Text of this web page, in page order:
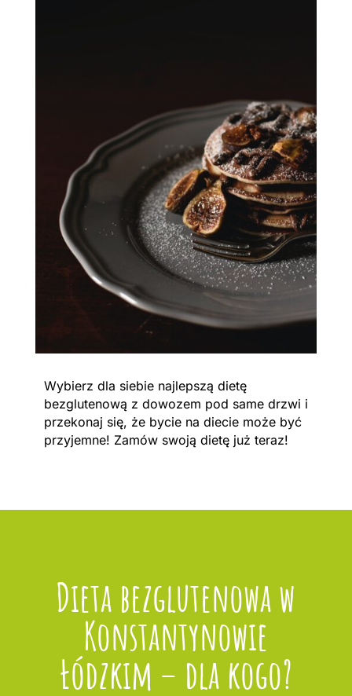
Wybierz dla siebie najlepszą dietę
bezglutenową z dowozem pod same drzwi i
przekonaj się, że bycie na diecie może być
przyjemne! Zamów swoją dietę już teraz!
Dieta bezglutenowa w
Konstantynowie
Łódzkim – dla kogo?